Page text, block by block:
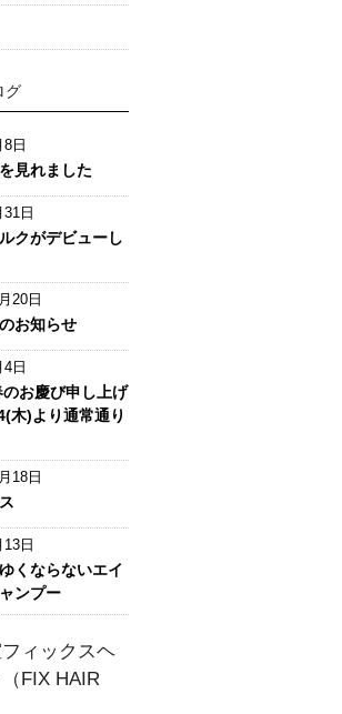
グ
日
見れました
日
クがデビューし
20日
お知らせ
日
お慶び申し上げ
木)より通常通り
18日
日
くならないエイ
ンプー
ィックスヘ
FIX HAIR